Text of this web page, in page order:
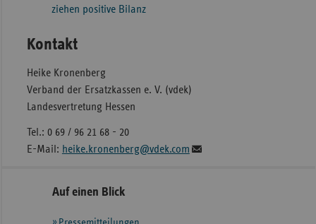
ziehen positive Bilanz
Kontakt
Heike Kronenberg
Verband der Ersatzkassen e. V. (vdek)
Landesvertretung Hessen
Tel.: 0 69 / 96 21 68 - 20
E-Mail: heike.kronenberg@vdek.com
Seitennavigation
SeitenleisteAuf einen Blick